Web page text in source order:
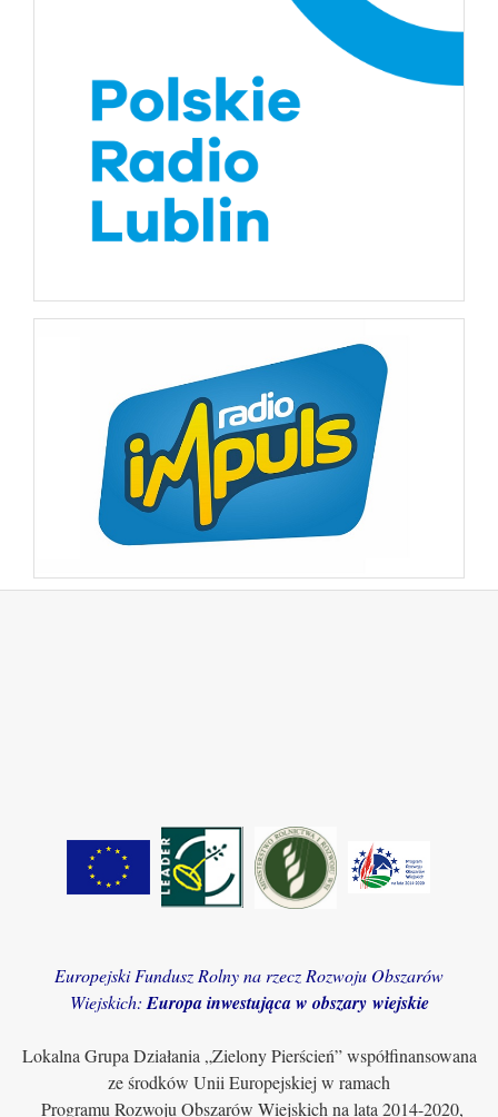
Europejski Fundusz Rolny na rzecz Rozwoju Obszarów
Wiejskich: Europa inwestująca w obszary wiejskie
Lokalna Grupa Działania „Zielony Pierścień” współfinansowana
ze środków Unii Europejskiej w ramach
Programu Rozwoju Obszarów Wiejskich na lata 2014-2020,